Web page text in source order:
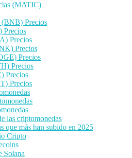
(MATIC)
Precios
Precios
Precios
Precios
Precios
Precios
Precios
Precios
las criptomonedas
que más han subido en 2025
Cripto
Solana